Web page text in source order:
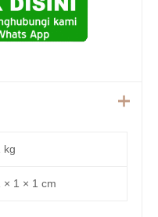
kg
× 1 × 1 cm